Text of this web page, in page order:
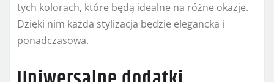
tych kolorach, które będą idealne na różne okazje.
Dzięki nim każda stylizacja będzie elegancka i
ponadczasowa.